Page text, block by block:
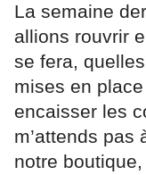
La semaine
allions rouvrir
se fera,
mises en
encaisser les
m’attends pas
notre